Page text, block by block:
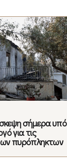
σήμερα υπό
για τις
πυρόπληκτων